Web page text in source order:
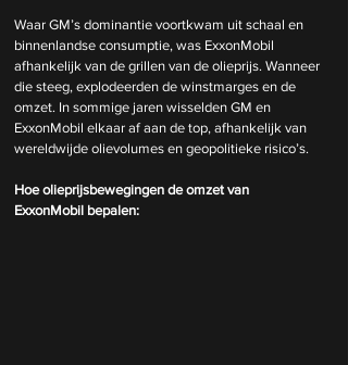
Waar GM’s dominantie voortkwam uit schaal en
binnenlandse consumptie, was ExxonMobil
afhankelijk van de grillen van de olieprijs. Wanneer
die steeg, explodeerden de winstmarges en de
omzet. In sommige jaren wisselden GM en
ExxonMobil elkaar af aan de top, afhankelijk van
wereldwijde olievolumes en geopolitieke risico’s.
Hoe olieprijsbewegingen de omzet van
ExxonMobil bepalen: